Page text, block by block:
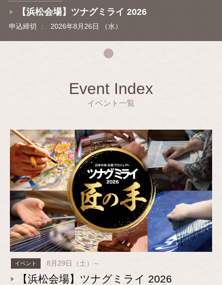
【浜松会場】ツナグミライ 2026
申込締切 : 2026年8月26日 （水）
Event Index
イベント一覧
イベント 8月29日（土）～
【浜松会場】ツナグミライ 2026